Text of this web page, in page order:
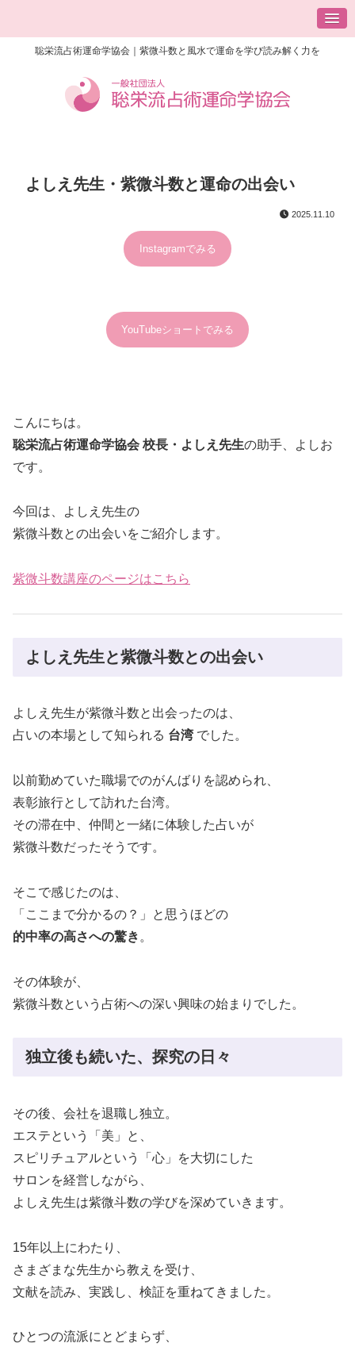
聡栄流占術運命学協会｜紫微斗数と風水で運命を学び読み解く力を
よしえ先生・紫微斗数と運命の出会い
2025.11.10
Instagramでみる
YouTubeショートでみる
こんにちは。
聡栄流占術運命学協会 校長・よしえ先生の助手、よしお
です。
今回は、よしえ先生の
紫微斗数との出会いをご紹介します。
紫微斗数講座のページはこちら
よしえ先生と紫微斗数との出会い
よしえ先生が紫微斗数と出会ったのは、
占いの本場として知られる 台湾でした。
以前勤めていた職場でのがんばりを認められ、
表彰旅行として訪れた台湾。
その滞在中、仲間と一緒に体験した占いが
紫微斗数だったそうです。
そこで感じたのは、
「ここまで分かるの？」と思うほどの
的中率の高さへの驚き 。
その体験が、
紫微斗数という占術への深い興味の始まりでした。
独立後も続いた、探究の日々
その後、会社を退職し独立。
エステという「美」と、
スピリチュアルという「心」を大切にした
サロンを経営しながら、
よしえ先生は紫微斗数の学びを深めていきます。
15年以上にわたり、
さまざまな先生から教えを受け、
文献を読み、実践し、検証を重ねてきました。
ひとつの流派にとどまらず、